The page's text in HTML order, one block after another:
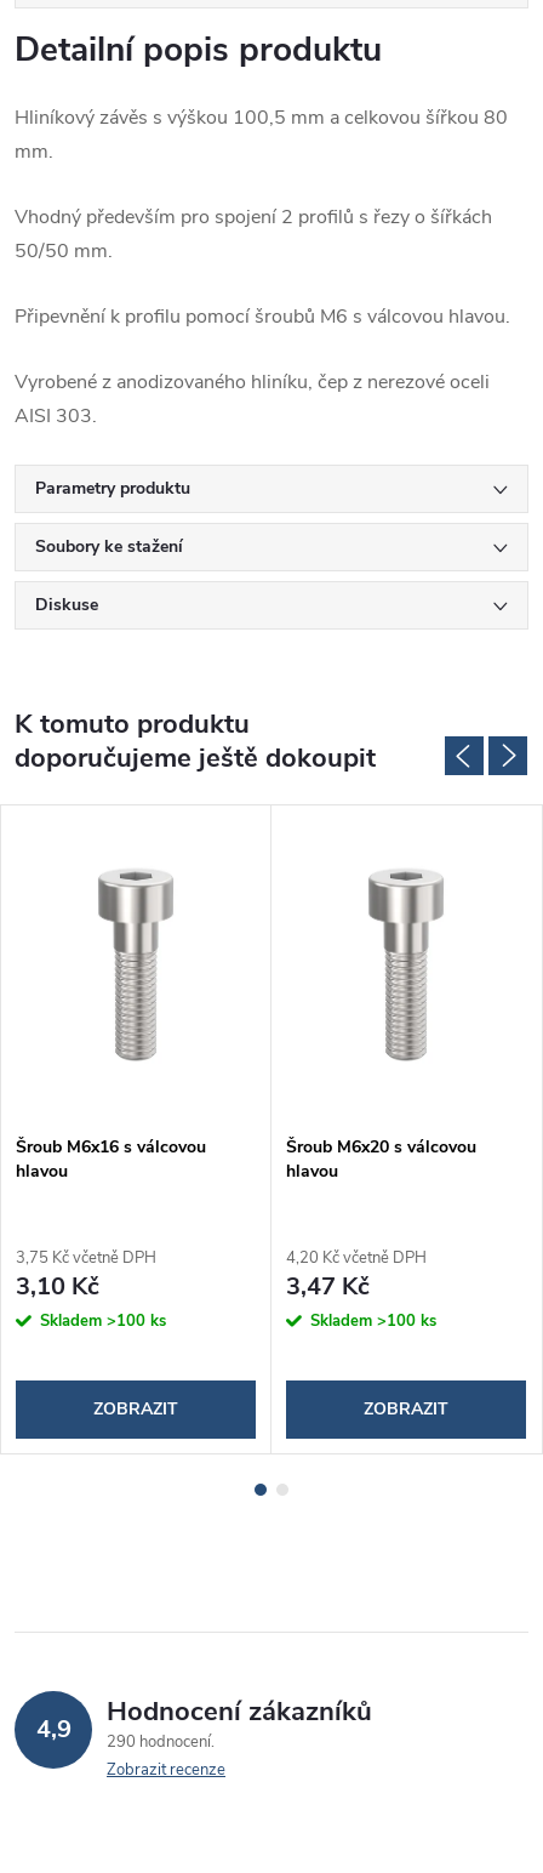
Detailní popis produktu
Hliníkový závěs s výškou 100,5 mm a celkovou šířkou 80
mm.
Vhodný především pro spojení 2 profilů s řezy o šířkách
50/50 mm.
Připevnění k profilu pomocí šroubů M6 s válcovou hlavou.
Vyrobené z anodizovaného hliníku, čep z nerezové oceli
AISI 303.
Parametry produktu
Soubory ke stažení
Diskuse
K tomuto produktu
doporučujeme ještě dokoupit
Šroub M6x16 s válcovou
hlavou
3,75 Kč včetně DPH
3,10 Kč
Skladem >100 ks
ZOBRAZIT
Šroub M6x20 s válcovou
hlavou
4,20 Kč včetně DPH
3,47 Kč
Skladem >100 ks
ZOBRAZIT
4,9 Hodnocení zákazníků
290 hodnocení
Zobrazit recenze